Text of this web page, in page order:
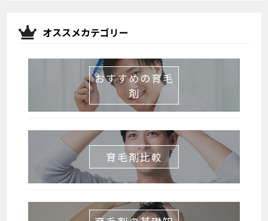
オススメカテゴリー
おすすめの育毛
剤
育毛剤比較